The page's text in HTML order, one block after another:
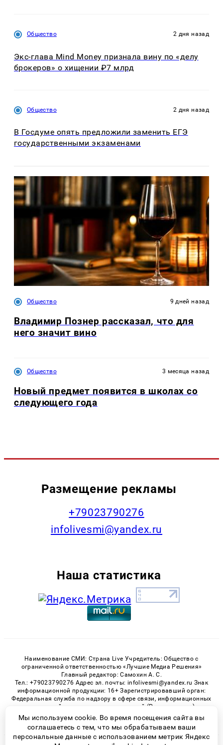
Общество 2 дня назад
Экс-глава Mind Money признала вину по «делу
брокеров» о хищении ₽7 млрд
Общество 2 дня назад
В Госдуме опять предложили заменить ЕГЭ
государственными экзаменами
Общество 9 дней назад
Владимир Познер рассказал, что для
него значит вино
Общество 3 месяца назад
Новый предмет появится в школах со
следующего года
Размещение рекламы
+79023790276
infolivesmi@yandex.ru
Наша статистика
Наименование СМИ: Страна Live Учредитель: Общество с
ограниченной ответственностью «Лучшие Медиа Решения»
Главный редактор: Самохин А. С.
Тел.: +79023790276 Адрес эл. почты: infolivesmi@yandex.ru Знак
информационной продукции: 16+ Зарегистрировавший орган:
Федеральная служба по надзору в сфере связи, информационных
технологий и массовых коммуникаций (Роскомнадзор)
Регистрационный номер СМИ ЭЛ № ФС 77 - 82538 от 21.01.2022
Мы используем cookie. Во время посещения сайта вы
соглашаетесь с тем, что мы обрабатываем ваши
персональные данные с использованием метрик Яндекс